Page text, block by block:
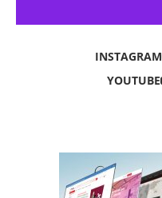
INSTAGRAM
YOUTUBE